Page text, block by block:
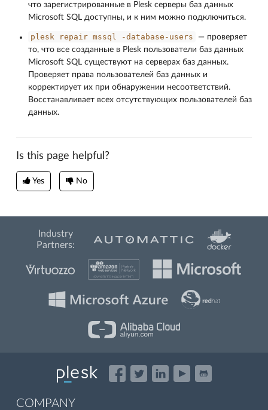
что зарегистрированные в Plesk серверы баз данных
Microsoft SQL доступны, и к ним можно подключиться.
plesk repair mssql -database-users
― проверяет
то, что все созданные в Plesk пользователи баз данных
Microsoft SQL существуют на серверах баз данных.
Проверяет права пользователей баз данных и
корректирует их при обнаружении несоответствий.
Восстанавливает всех отсутствующих пользователей баз
данных.
Is this page helpful?
Yes No
Industry
Partners:
COMPANY